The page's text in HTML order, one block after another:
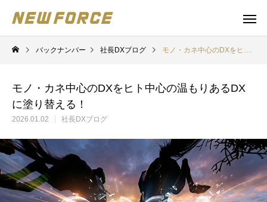
バックナンバー 社長DXブログ モノ・カネ中心のDXをヒト中心の温もりあるDXに塗り替える！
モノ・カネ中心のDXをヒト中心の温もりあるDX
に塗り替える！
2026.01.02 社長DXブログ